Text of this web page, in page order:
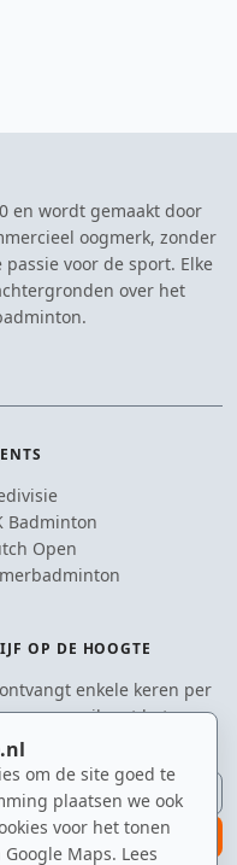
om de site goed te
plaatsen we ook
voor het tonen
Maps. Lees
en wordt gemaakt door
oogmerk, zonder
voor de sport. Elke
over het
Badminton
Open
OP DE HOOGTE
ontvangt enkele keren per
een e-mail met het
badmintonnieuws.
aanmelden